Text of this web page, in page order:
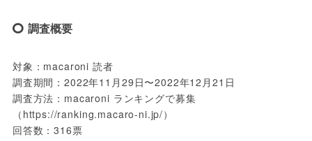
調査概要
対象：macaroni 読者
調査期間：2022年11月29日〜2022年12月21日
調査方法：macaroni ランキングで募集
（https://ranking.macaro-ni.jp/）
回答数：316票